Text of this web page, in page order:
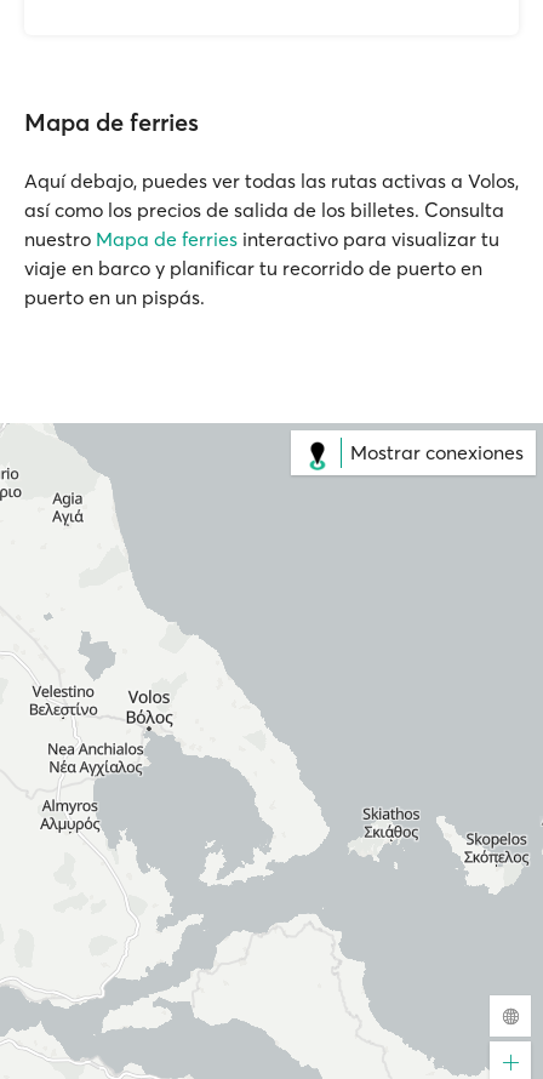
Mapa de ferries
Aquí debajo, puedes ver todas las rutas activas a Volos,
así como los precios de salida de los billetes. Consulta
nuestro Mapa de ferries interactivo para visualizar tu
viaje en barco y planificar tu recorrido de puerto en
puerto en un pispás.
Mostrar conexiones